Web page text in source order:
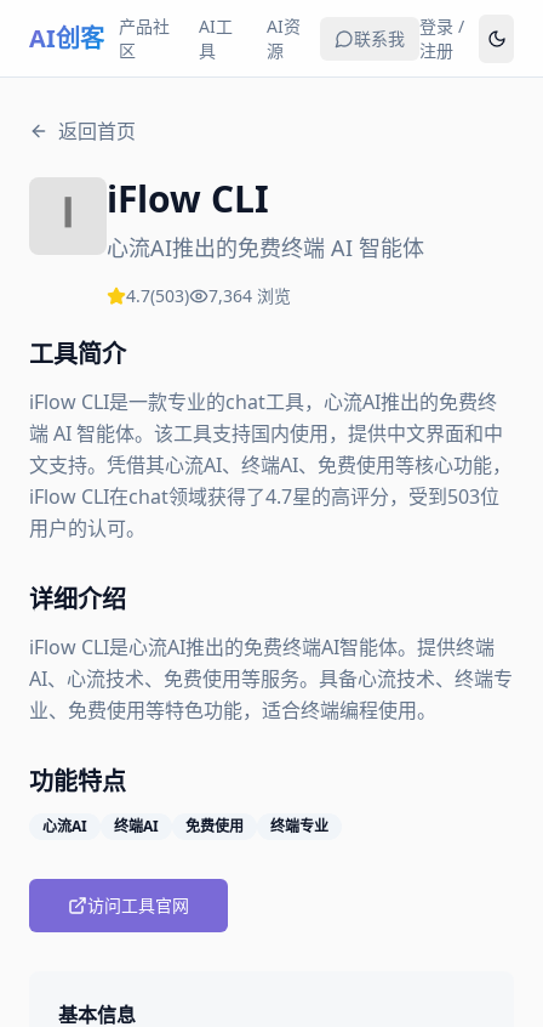
AI创客
产品社
区
AI工
具
AI资
源
联系我
登录 /
注册
返回首页
iFlow CLI
心流AI推出的免费终端 AI 智能体
4.7(503) 7,364 浏览
工具简介
iFlow CLI是一款专业的chat工具，心流AI推出的免费终
端 AI 智能体。该工具支持国内使用，提供中文界面和中
文支持。凭借其心流AI、终端AI、免费使用等核心功能，
iFlow CLI在chat领域获得了4.7星的高评分，受到503位
用户的认可。
详细介绍
iFlow CLI是心流AI推出的免费终端AI智能体。提供终端
AI、心流技术、免费使用等服务。具备心流技术、终端专
业、免费使用等特色功能，适合终端编程使用。
功能特点
心流AI 终端AI 免费使用 终端专业
访问工具官网
基本信息